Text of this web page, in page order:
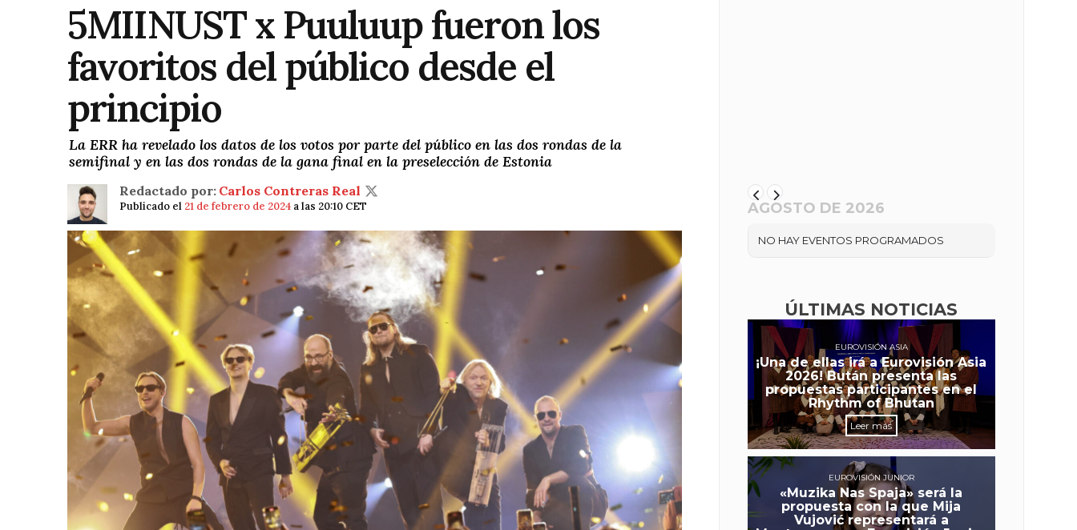
5MIINUST x Puuluup fueron los
favoritos del público desde el
principio
La ERR ha revelado los datos de los votos por parte del público en las dos rondas de la
semifinal y en las dos rondas de la gana final en la preselección de Estonia
Redactado por: Carlos Contreras Real
Publicado el 21 de febrero de 2024 a las 20:10 CET AGOSTO DE 2026
NO HAY EVENTOS PROGRAMADOS
ÚLTIMAS NOTICIAS
EUROVISIÓN ASIA
¡Una de ellas irá a Eurovisión Asia
2026! Bután presenta las
propuestas participantes en el
Rhythm of Bhutan
Leer más
EUROVISIÓN JUNIOR
«Muzika Nas Spaja» será la
propuesta con la que Mija
Vujović representará a